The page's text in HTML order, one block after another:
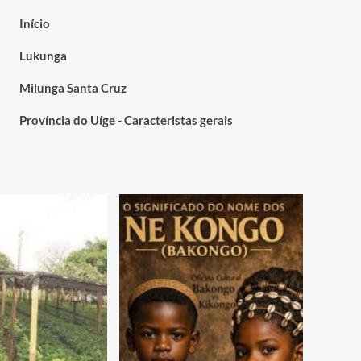
Início
Lukunga
Milunga Santa Cruz
Província do Uíge - Caracteristas gerais